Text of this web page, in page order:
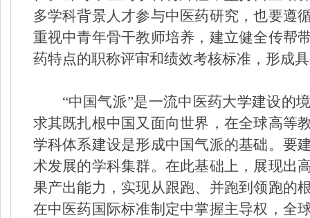
多学科背景人才参与中医药研究，也要遵
重视中青年骨干教师培养，建立健全传帮
药特点的职称评审和绩效考核标准，形成
“中国气派”是一流中医药大学建设的
求其既扎根中国又面向世界，在全球高等
学科体系建设是形成中国气派的基础。要
术发展的学科集群。在此基础上，展现出
果产出能力，实现从跟跑、并跑到领跑的
在中医药国际标准制定中掌握主导权，全